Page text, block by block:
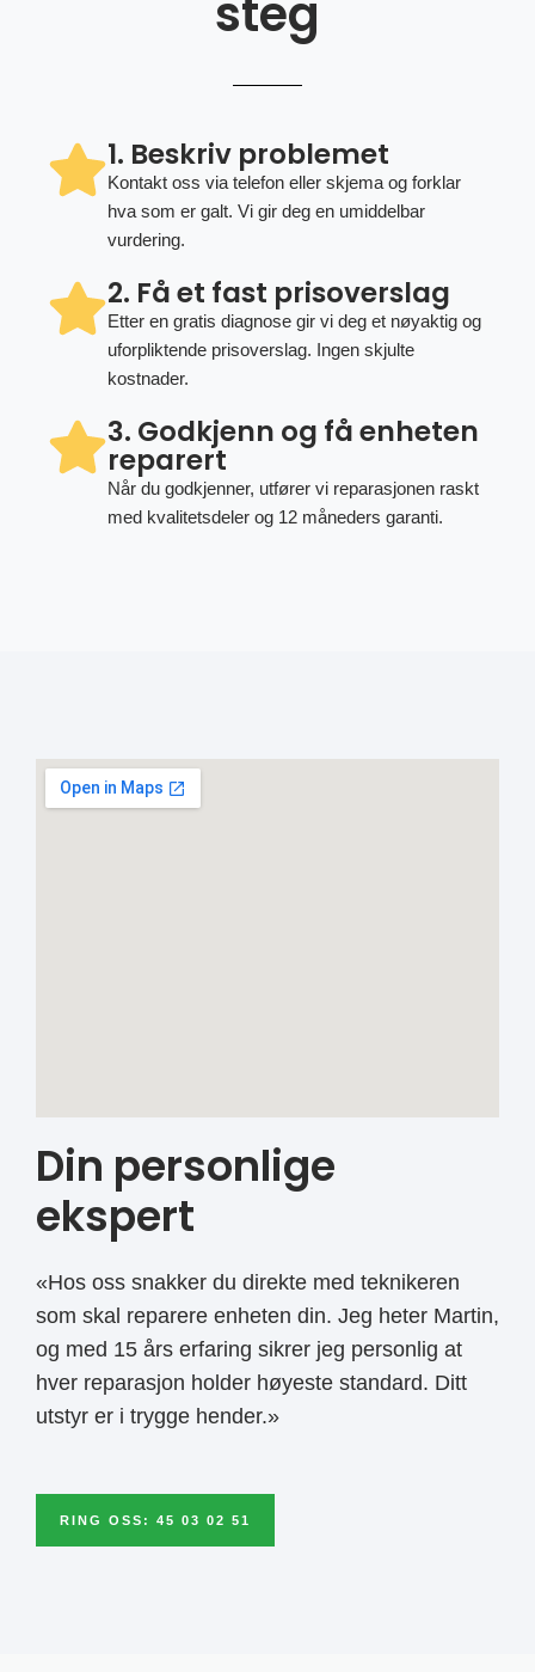
steg
1. Beskriv problemet
Kontakt oss via telefon eller skjema og forklar
hva som er galt. Vi gir deg en umiddelbar
vurdering.
2. Få et fast prisoverslag
Etter en gratis diagnose gir vi deg et nøyaktig og
uforpliktende prisoverslag. Ingen skjulte
kostnader.
3. Godkjenn og få enheten
reparert
Når du godkjenner, utfører vi reparasjonen raskt
med kvalitetsdeler og 12 måneders garanti.
Din personlige
ekspert
«Hos oss snakker du direkte med teknikeren
som skal reparere enheten din. Jeg heter Martin,
og med 15 års erfaring sikrer jeg personlig at
hver reparasjon holder høyeste standard. Ditt
utstyr er i trygge hender.»
RING OSS: 45 03 02 51